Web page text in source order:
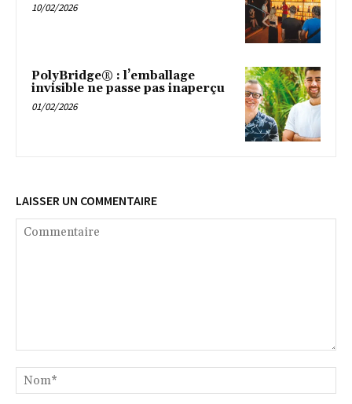
10/02/2026
PolyBridge® : l’emballage
invisible ne passe pas inaperçu
01/02/2026
LAISSER UN COMMENTAIRE